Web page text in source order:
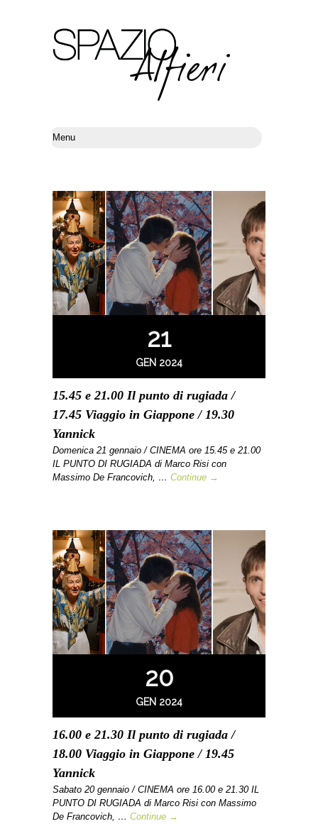
21
GEN 2024
15.45 e 21.00 Il punto di rugiada /
17.45 Viaggio in Giappone / 19.30
Yannick
Domenica 21 gennaio / CINEMA ore 15.45 e 21.00
IL PUNTO DI RUGIADA di Marco Risi con
Massimo De Francovich, … Continue →
20
GEN 2024
16.00 e 21.30 Il punto di rugiada /
18.00 Viaggio in Giappone / 19.45
Yannick
Sabato 20 gennaio / CINEMA ore 16.00 e 21.30 IL
PUNTO DI RUGIADA di Marco Risi con Massimo
De Francovich, … Continue →